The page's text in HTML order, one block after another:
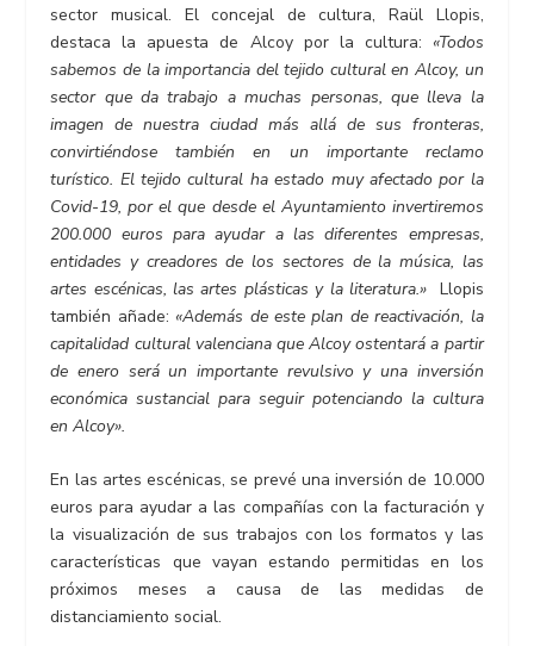
sector musical. El concejal de cultura, Raül Llopis,
destaca la apuesta de Alcoy por la cultura: «Todos
sabemos de la importancia del tejido cultural en Alcoy, un
sector que da trabajo a muchas personas, que lleva la
imagen de nuestra ciudad más allá de sus fronteras,
convirtiéndose también en un importante reclamo
turístico. El tejido cultural ha estado muy afectado por la
Covid-19, por el que desde el Ayuntamiento invertiremos
200.000 euros para ayudar a las diferentes empresas,
entidades y creadores de los sectores de la música, las
artes escénicas, las artes plásticas y la literatura.» Llopis
también añade: «Además de este plan de reactivación, la
capitalidad cultural valenciana que Alcoy ostentará a partir
de enero será un importante revulsivo y una inversión
económica sustancial para seguir potenciando la cultura
en Alcoy».
En las artes escénicas, se prevé una inversión de 10.000
euros para ayudar a las compañías con la facturación y
la visualización de sus trabajos con los formatos y las
características que vayan estando permitidas en los
próximos meses a causa de las medidas de
distanciamiento social.